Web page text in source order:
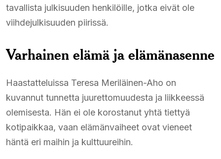
tavallista julkisuuden henkilöille, jotka eivät ole
viihdejulkisuuden piirissä.
Varhainen elämä ja elämänasenne
Haastatteluissa Teresa Meriläinen-Aho on
kuvannut tunnetta juurettomuudesta ja liikkeessä
olemisesta. Hän ei ole korostanut yhtä tiettyä
kotipaikkaa, vaan elämänvaiheet ovat vieneet
häntä eri maihin ja kulttuureihin.